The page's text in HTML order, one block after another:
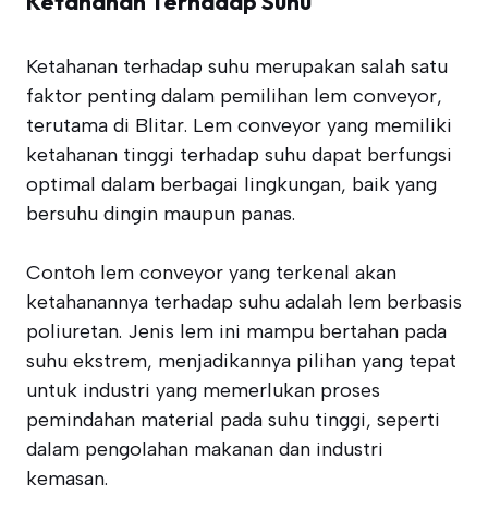
Ketahanan terhadap suhu merupakan salah satu
faktor penting dalam pemilihan lem conveyor,
terutama di Blitar. Lem conveyor yang memiliki
ketahanan tinggi terhadap suhu dapat berfungsi
optimal dalam berbagai lingkungan, baik yang
bersuhu dingin maupun panas.
Contoh lem conveyor yang terkenal akan
ketahanannya terhadap suhu adalah lem berbasis
poliuretan. Jenis lem ini mampu bertahan pada
suhu ekstrem, menjadikannya pilihan yang tepat
untuk industri yang memerlukan proses
pemindahan material pada suhu tinggi, seperti
dalam pengolahan makanan dan industri
kemasan.